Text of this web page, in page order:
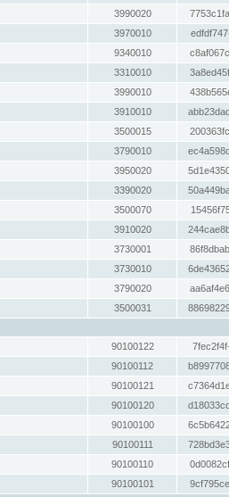
3990020
3970010
9340010
3310010
3990010
3910010
3500015
3790010
3950020
3390020
3500070
3910020
3730001
3730010
3790020
3500031
90100122
90100112
90100121
90100120
90100100
90100111
90100110
90100101